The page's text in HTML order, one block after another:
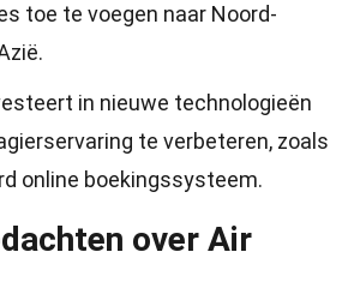
toe te voegen naar Noord-
in nieuwe technologieën
te verbeteren, zoals
online boekingssysteem.
over Air